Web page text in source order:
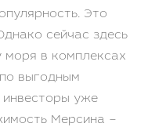
Это
сейчас здесь
моря в комплексах
выгодным
уже
Мерсина –